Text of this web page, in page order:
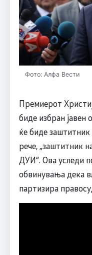
Фото: Алфа Вести
Премиерот
биде избран јавен
ќе биде
рече, „заштитник
ДУИ“. Ова уследи
обвинувања дека
партизира